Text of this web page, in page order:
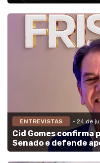
ENTREVISTAS - 24 de
Cid Gomes
Senado e defende